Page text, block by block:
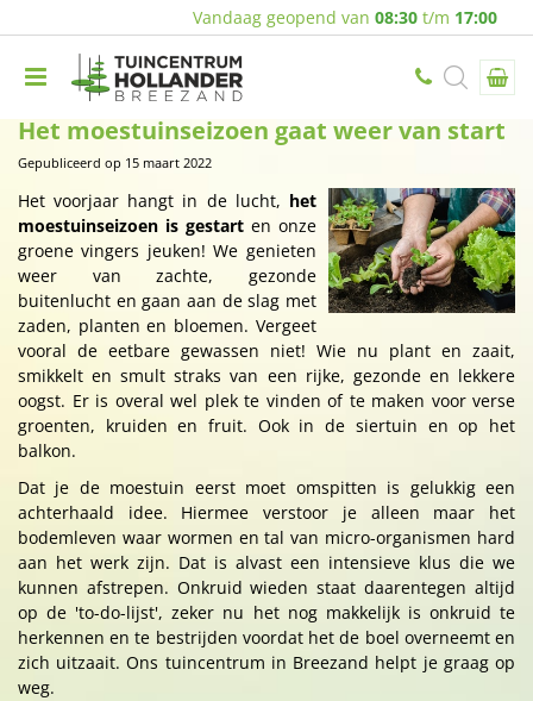
Vandaag geopend van 08:30 t/m 17:00
Het moestuinseizoen gaat weer van start
Gepubliceerd op 15 maart 2022
Het voorjaar hangt in de lucht, het
moestuinseizoen is gestarten onze
groene vingers jeuken! We genieten
weer van zachte, gezonde
buitenlucht en gaan aan de slag met
zaden, planten en bloemen. Vergeet
vooral de eetbare gewassen niet! Wie nu plant en zaait,
smikkelt en smult straks van een rijke, gezonde en lekkere
oogst. Er is overal wel plek te vinden of te maken voor verse
groenten, kruiden en fruit. Ook in de siertuin en op het
balkon.
Dat je de moestuin eerst moet omspitten is gelukkig een
achterhaald idee. Hiermee verstoor je alleen maar het
bodemleven waar wormen en tal van micro-organismen hard
aan het werk zijn. Dat is alvast een intensieve klus die we
kunnen afstrepen. Onkruid wieden staat daarentegen altijd
op de 'to-do-lijst', zeker nu het nog makkelijk is onkruid te
herkennen en te bestrijden voordat het de boel overneemt en
zich uitzaait. Ons tuincentrum in Breezand helpt je graag op
weg.